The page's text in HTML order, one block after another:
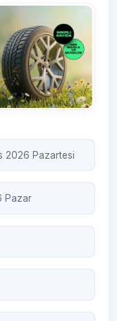
2026 Pazartesi
Pazar